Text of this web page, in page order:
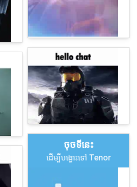
ចុច​ទីនេះ
ដើម្បីបង្ហោះទៅ Tenor